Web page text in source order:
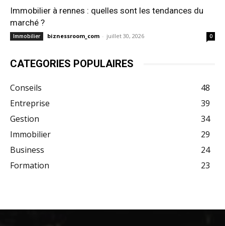
Immobilier à rennes : quelles sont les tendances du
marché ?
Immobilier biznessroom_com - juillet 30, 2026 0
CATEGORIES POPULAIRES
Conseils
48
Entreprise
39
Gestion
34
Immobilier
29
Business
24
Formation
23